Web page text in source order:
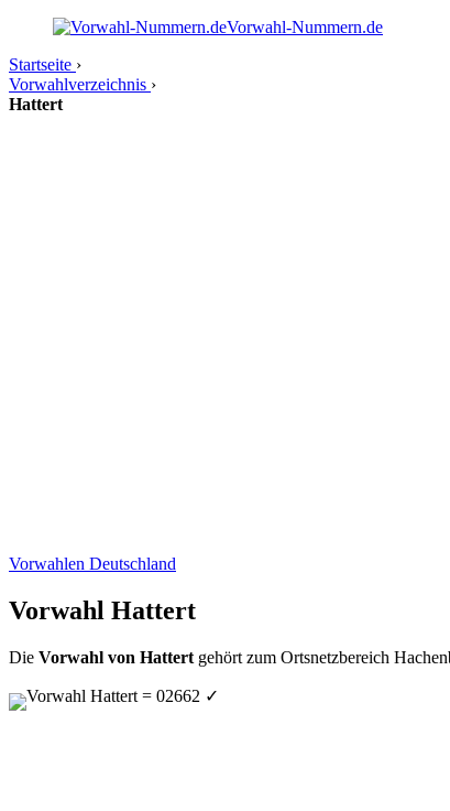
Vorwahl-Nummern.de
Startseite ›
Vorwahlverzeichnis ›
Hattert
Vorwahlen Deutschland
Vorwahl Hattert
Die Vorwahl von Hattert gehört zum Ortsnetzbereich
Vorwahl Hattert = 02662 ✓